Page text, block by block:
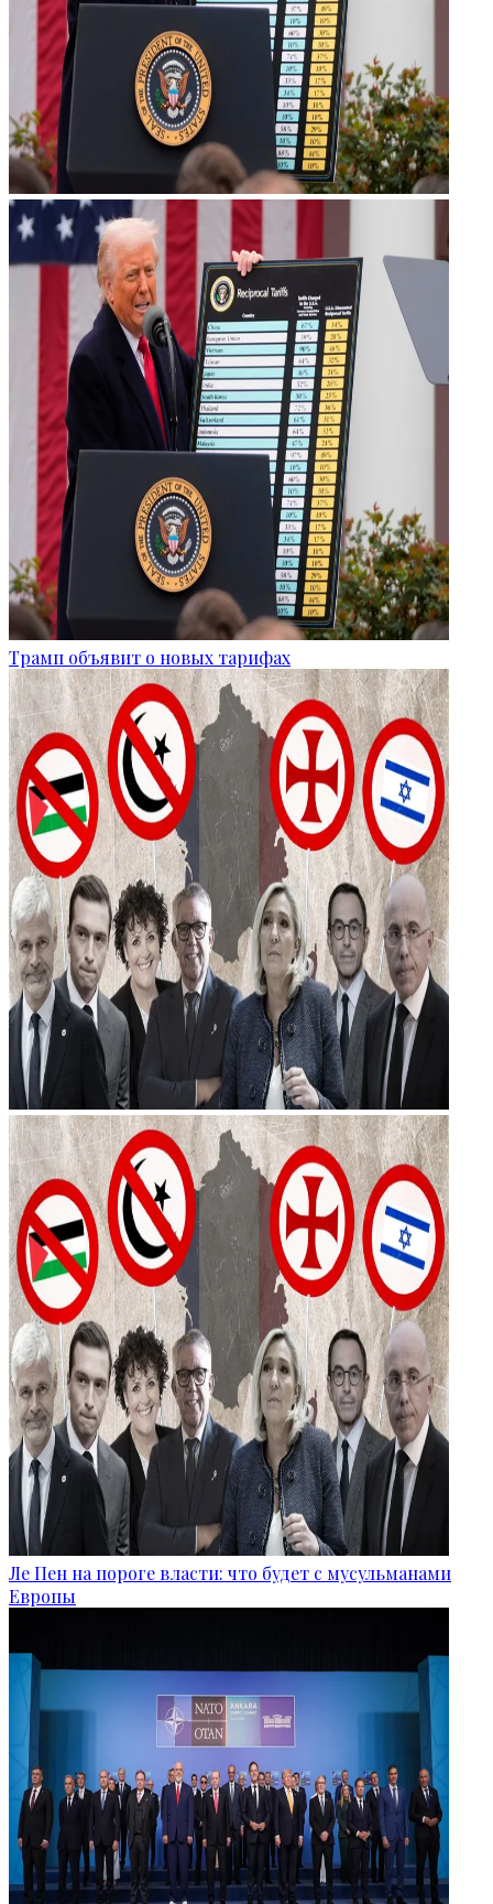
Трамп объявит о новых тарифах
Ле Пен на пороге власти: что будет с мусульманами
Европы